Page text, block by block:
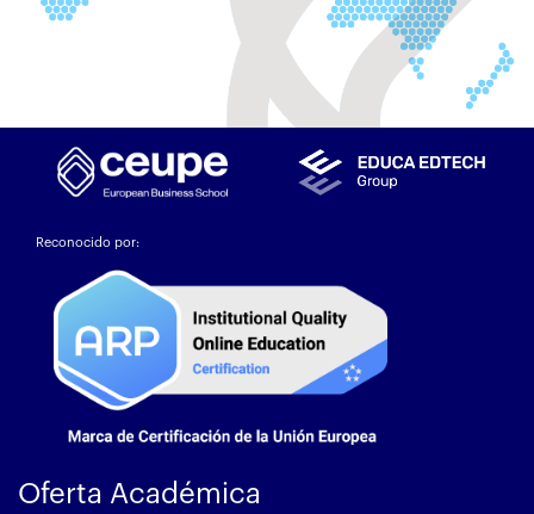
Reconocido por:
Oferta Académica